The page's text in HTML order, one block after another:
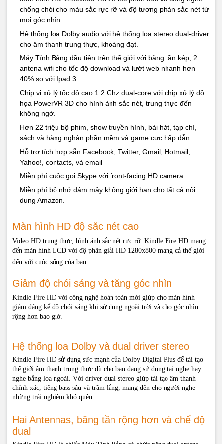
chống chói cho màu sắc rực rỡ và độ tương phản sắc nét từ
mọi góc nhìn
Hệ thống loa Dolby audio với hệ thống loa stereo dual-driver
cho âm thanh trung thực, khoáng đạt.
Máy Tính Bảng đầu tiên trên thế giới với băng tần kép, 2
antena wifi cho tốc độ download và lướt web nhanh hơn
40% so với Ipad 3.
Chip vi xử lý tốc độ cao 1.2 Ghz dual-core với chip xử lý đồ
họa PowerVR 3D cho hình ảnh sắc nét, trung thực đến
không ngờ.
Hơn 22 triệu bộ phim, show truyền hình, bài hát, tạp chí,
sách và hàng nghàn phần mềm và game cực hấp dẫn.
Hỗ trợ tích hợp sẵn Facebook, Twitter, Gmail, Hotmail,
Yahoo!, contacts, và email
Miễn phí cuộc gọi Skype với front-facing HD camera
Miễn phí bộ nhớ đám mây không giới hạn cho tất cả nội
dung Amazon.
Màn hình HD độ sắc nét cao
Video HD trung thực, hình ảnh sắc nét rực rỡ. Kindle Fire HD mang
đến màn hình LCD với độ phân giải HD 1280x800 mang cả thế giới
đến với cuộc sống của bạn.
Giảm độ chói sáng và tăng góc nhìn
Kindle Fire HD với công nghệ hoàn toàn mới giúp cho màn hình
giảm đáng kể độ chói sáng khi sử dụng ngoài trời và cho góc nhìn
rộng hơn bao giờ.
Hệ thống loa Dolby và dual driver stereo
Kindle Fire HD sử dụng sức mạnh của Dolby Digital Plus để tái tạo
thế giới âm thanh trung thực dù cho bạn đang sử dụng tai nghe hay
nghe bằng loa ngoài. Với driver dual stereo giúp tái tạo âm thanh
chính xác, tiếng bass sâu và trầm lắng, mang đến cho người nghe
những trải nghiệm khó quên.
Hai Antennas, băng tần rộng hơn và chế độ
dual
3.5 mm stereo jack
Format file
hỗ trợ
Kindle (AZW), TXT, PDF, unprotected MOBI, PRC natively,
Audible Enhanced format (AAX), DOC, DOCX, JPEG, GIF,
WAV, MP4, AAC LC/LTP, HE-AACv1, HE-AACv2, AMR-NB,
AMR-WB, HTML5, CSS3, MP4, 3GP, VP8(.webm)
Phụ kiện Cáp USB 2.0 cable, và Quick Start Guide
Hướng dẫn sử dụng Máy Tính Bảng Kindle Fire HD 7":
Hướng dẫn Root Kindle Fire HD 7, 8.9, Fire 2
Hướng dẫn chặn update tự động OTA của Kindle Fire HD
Hướng dẫn Fix lỗi tiếng Việt của Kindle Fire HD
Hướng dẫn back up và recovery cho Kindle Fire HD
Hướng dẫn bỏ quảng cáo trên Kindle Fire HD
Hướng dẫn root Kindle Fire HD 7" (Với Gapps,gõ tiếng Việt, Go
Launcher)
Hướng dẫn khắc phục lỗi Kindle Fire HD
Hướng dẫn sử dụng Máy Tính Bảng Kindle Fire
Hướng dẫn đăng ký tài khoản amazon
Hướng dẫn cài đặt phần mềm trên kindle fire (không root máy)
Hướng dẫn download ứng dụng miễn phí trên google play (market) về máy tính
Hướng dẫn sữa lỗi Kindle Fire treo logo
Hướng dẫn sử dụng khác
Hướng dẫn tạo tài khoản Amazon và mua sách miễn phí
Hướng dẫn thay đổi kích thước ảnh hàng loạt tạo truyện tranh
Hướng dẫn tạo collection cho kindle bằng Kindlean 2
Hướng dẫn cài HĐH Duokan cho Kindle
Nhúng font tiếng Việt cho các file ePub
Hoài An